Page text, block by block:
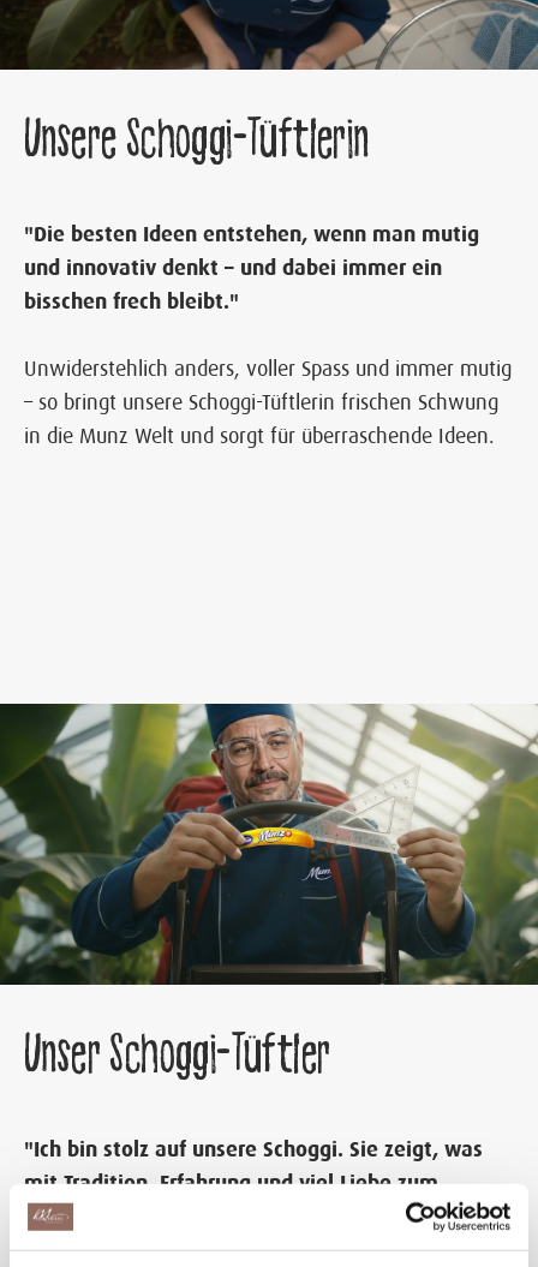
Unsere Schoggi-Tüftlerin
"Die besten Ideen entstehen, wenn man mutig
und innovativ denkt – und dabei immer ein
bisschen frech bleibt."
Unwiderstehlich anders, voller Spass und immer mutig
– so bringt unsere Schoggi-Tüftlerin frischen Schwung
in die Munz Welt und sorgt für überraschende Ideen.
Unser Schoggi-Tüftler
"Ich bin stolz auf unsere Schoggi. Sie zeigt, was
mit Tradition, Erfahrung und viel Liebe zum
Handwerk möglich ist"